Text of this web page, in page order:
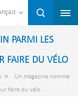
PARMI LES
FAIRE DU VÉLO
>
Un magazine nomme
faire du vélo